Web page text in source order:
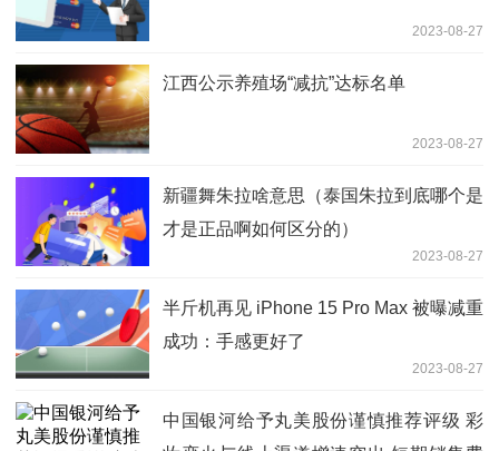
2023-08-27
江西公示养殖场“减抗”达标名单
2023-08-27
新疆舞朱拉啥意思（泰国朱拉到底哪个是
才是正品啊如何区分的）
2023-08-27
半斤机再见 iPhone 15 Pro Max 被曝减重
成功：手感更好了
2023-08-27
中国银河给予丸美股份谨慎推荐评级 彩